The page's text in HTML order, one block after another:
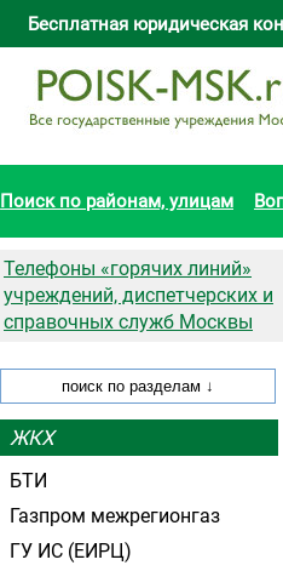
Бесплатная юридическая
Поиск по районам, улицам
Телефоны «горячих линий»
учреждений, диспетчерских и
справочных служб Москвы
ЖКХ
БТИ
Газпром межрегионгаз
ГУ ИС (ЕИРЦ)